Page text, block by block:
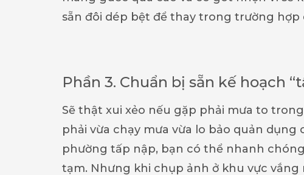
sẵn đôi dép bệt để thay trong trường hợp
Phần 3. Chuẩn bị sẵn kế hoạch
Sẽ thật xui xẻo nếu gặp phải mưa to
phải vừa chạy mưa vừa lo bảo quản
phường tấp nập, bạn có thể nhanh
tạm. Nhưng khi chụp ảnh ở khu vực